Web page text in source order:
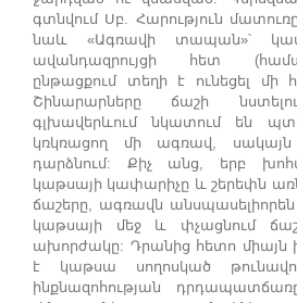
գտնվում Սբ. Հարություն
նաև «Ագռավի տապան»՝
ավանդազրույցի հետ
ընթացքում տեղի է ունեցել մի
Շինարարները ճաշի
գլխավերևում նկատում են
կռկռացող մի ագռավ, սակայն
դարձնում: Քիչ անց, երբ
կաթսայի կափարիչը և շերեփն
ճաշերը, ագռավն
կաթսայի մեջ և փչացնում
ախորժակը: Դրանից հետո միայն
է կաթսա սողոսկած
ինքնազոհության